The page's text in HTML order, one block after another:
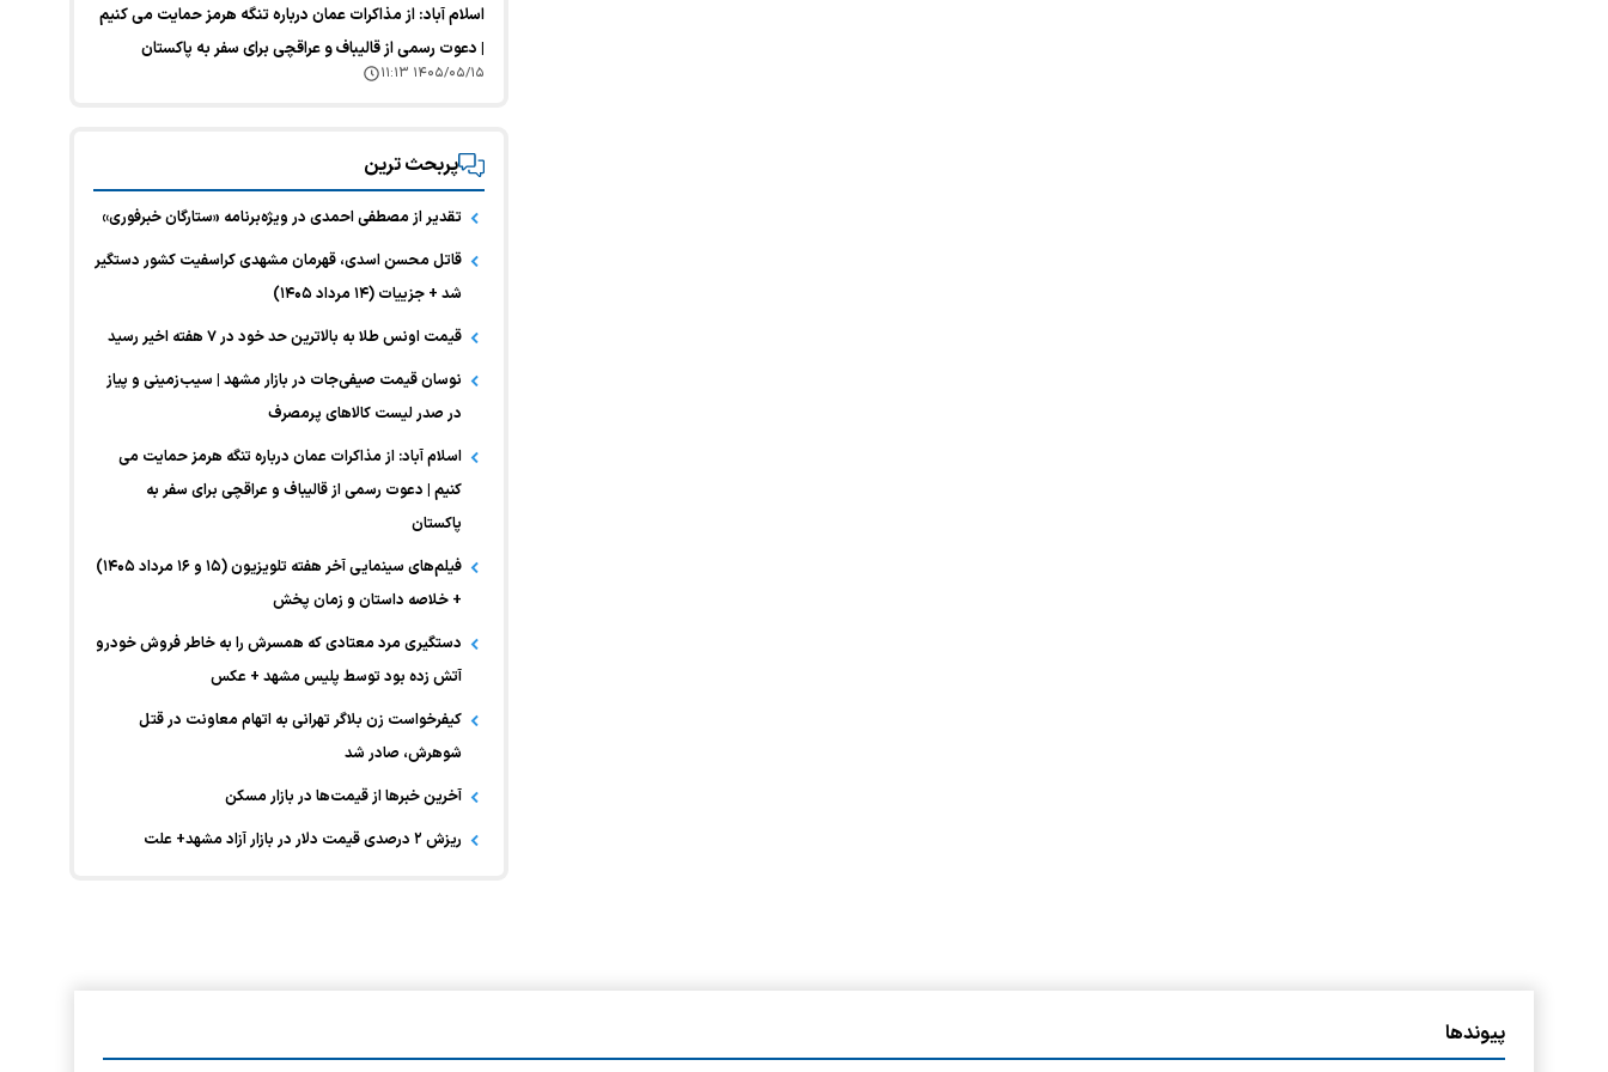
اسلام آباد: از مذاکرات عمان درباره تنگه هرمز حمایت می کنیم
| دعوت رسمی از قالیباف و عراقچی برای سفر به پاکستان
۱۴۰۵/۰۵/۱۵ ۱۱:۱۳
پربحث ترین
تقدیر از مصطفی احمدی در ویژه‌برنامه «ستارگان خبرفوری»
قاتل محسن اسدی، قهرمان مشهدی کراسفیت کشور دستگیر
شد + جزییات (۱۴ مرداد ۱۴۰۵)
قیمت اونس طلا به بالاترین حد خود در ۷ هفته اخیر رسید
نوسان قیمت صیفی‌جات در بازار مشهد | سیب‌زمینی و پیاز
در صدر لیست کالا‌های پرمصرف
اسلام آباد: از مذاکرات عمان درباره تنگه هرمز حمایت می
کنیم | دعوت رسمی از قالیباف و عراقچی برای سفر به
پاکستان
فیلم‌های سینمایی آخر هفته تلویزیون (۱۵ و ۱۶ مرداد ۱۴۰۵)
+ خلاصه داستان و زمان پخش
دستگیری مرد معتادی که همسرش را به خاطر فروش خودرو
آتش زده بود توسط پلیس مشهد + عکس
کیفرخواست زن بلاگر تهرانی به اتهام معاونت در قتل
شوهرش، صادر شد
آخرین خبر‌ها از قیمت‌ها در بازار مسکن
ریزش ۲ درصدی قیمت دلار در بازار آزاد مشهد+ علت
پیوندها